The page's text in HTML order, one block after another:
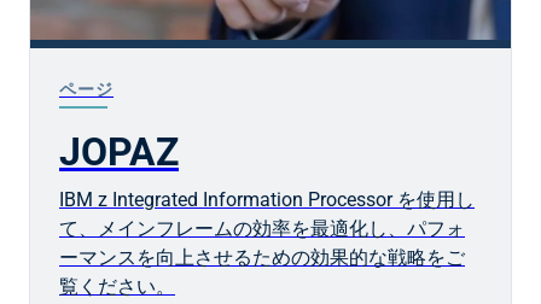
ページ
JOPAZ
IBM z Integrated Information Processor を使用し
て、メインフレームの効率を最適化し、パフォ
ーマンスを向上させるための効果的な戦略をご
覧ください。